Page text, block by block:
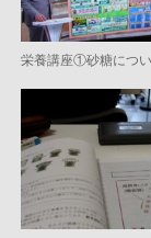
栄養講座①砂糖につ